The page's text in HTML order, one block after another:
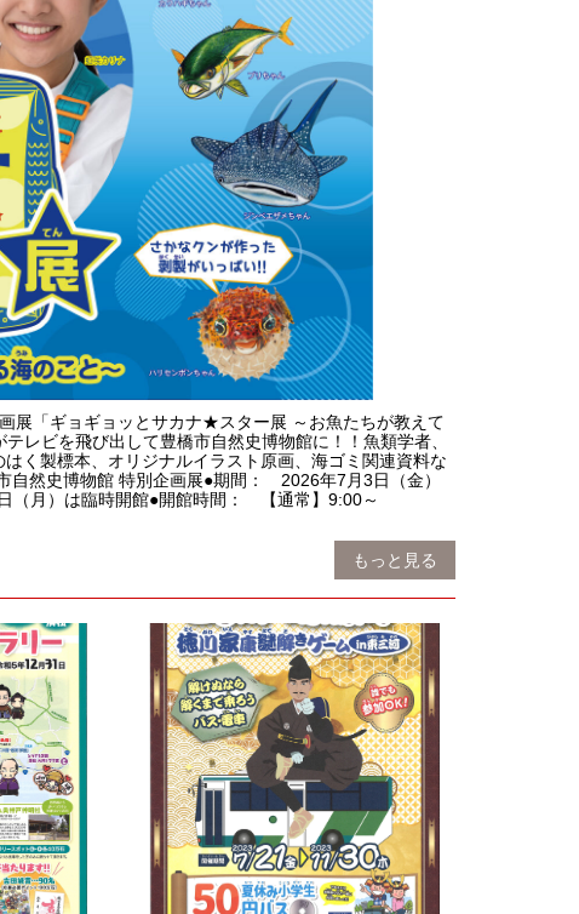
展「ギョギョッとサカナ★スター展 ～お魚たちが教えて
レビを飛び出して豊橋市自然史博物館に！！魚類学者、
く製標本、オリジナルイラスト原画、海ゴミ関連資料な
然史博物館 特別企画展●期間： 2026年7月3日（金）
（月）は臨時開館●開館時間： 【通常】9:00～
もっと見る